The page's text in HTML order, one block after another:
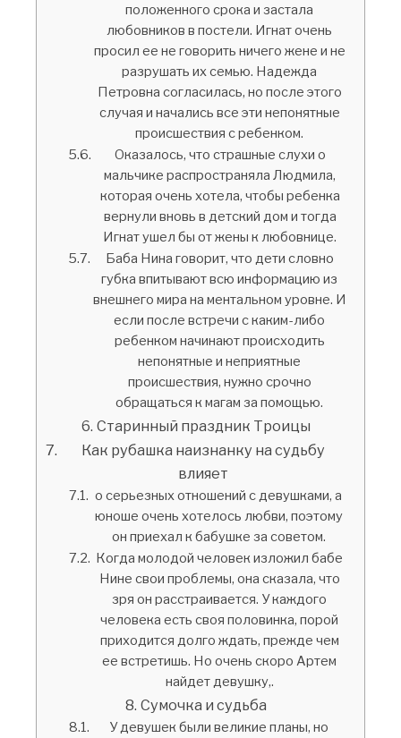
положенного срока и застала
любовников в постели. Игнат очень
просил ее не говорить ничего жене и не
разрушать их семью. Надежда
Петровна согласилась, но после этого
случая и начались все эти непонятные
происшествия с ребенком.
Оказалось, что страшные слухи о
мальчике распространяла Людмила,
которая очень хотела, чтобы ребенка
вернули вновь в детский дом и тогда
Игнат ушел бы от жены к любовнице.
Баба Нина говорит, что дети словно
губка впитывают всю информацию из
внешнего мира на ментальном уровне. И
если после встречи с каким-либо
ребенком начинают происходить
непонятные и неприятные
происшествия, нужно срочно
обращаться к магам за помощью.
Старинный праздник Троицы
Как рубашка наизнанку на судьбу
влияет
о серьезных отношений с девушками, а
юноше очень хотелось любви, поэтому
он приехал к бабушке за советом.
Когда молодой человек изложил бабе
Нине свои проблемы, она сказала, что
зря он расстраивается. У каждого
человека есть своя половинка, порой
приходится долго ждать, прежде чем
ее встретишь. Но очень скоро Артем
найдет девушку,.
Сумочка и судьба
У девушек были великие планы, но